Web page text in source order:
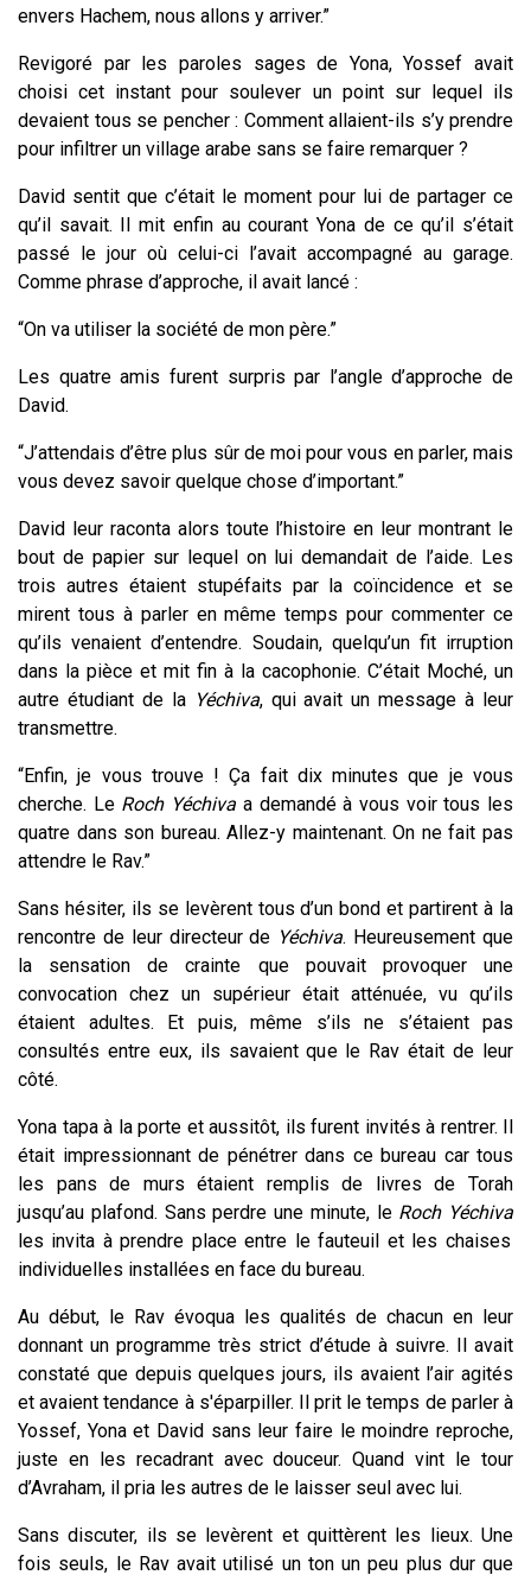
envers Hachem, nous allons y arriver.”
Revigoré par les paroles sages de Yona, Yossef avait
choisi cet instant pour soulever un point sur lequel ils
devaient tous se pencher : Comment allaient-ils s’y prendre
pour infiltrer un village arabe sans se faire remarquer ?
David sentit que c’était le moment pour lui de partager ce
qu’il savait. Il mit enfin au courant Yona de ce qu’il s’était
passé le jour où celui-ci l’avait accompagné au garage.
Comme phrase d’approche, il avait lancé :
“On va utiliser la société de mon père.”
Les quatre amis furent surpris par l’angle d’approche de
David.
“J’attendais d’être plus sûr de moi pour vous en parler, mais
vous devez savoir quelque chose d’important.”
David leur raconta alors toute l’histoire en leur montrant le
bout de papier sur lequel on lui demandait de l’aide. Les
trois autres étaient stupéfaits par la coïncidence et se
mirent tous à parler en même temps pour commenter ce
qu’ils venaient d’entendre. Soudain, quelqu’un fit irruption
dans la pièce et mit fin à la cacophonie. C’était Moché, un
autre étudiant de la Yéchiva, qui avait un message à leur
transmettre.
“Enfin, je vous trouve ! Ça fait dix minutes que je vous
cherche. Le Roch Yéchiva a demandé à vous voir tous les
quatre dans son bureau. Allez-y maintenant. On ne fait pas
attendre le Rav.”
Sans hésiter, ils se levèrent tous d’un bond et partirent à la
rencontre de leur directeur de Yéchiva. Heureusement que
la sensation de crainte que pouvait provoquer une
convocation chez un supérieur était atténuée, vu qu’ils
étaient adultes. Et puis, même s’ils ne s’étaient pas
consultés entre eux, ils savaient que le Rav était de leur
côté.
Yona tapa à la porte et aussitôt, ils furent invités à rentrer. Il
était impressionnant de pénétrer dans ce bureau car tous
les pans de murs étaient remplis de livres de Torah
jusqu’au plafond. Sans perdre une minute, le Roch Yéchiva
les invita à prendre place entre le fauteuil et les chaises
individuelles installées en face du bureau.
Au début, le Rav évoqua les qualités de chacun en leur
donnant un programme très strict d’étude à suivre. Il avait
constaté que depuis quelques jours, ils avaient l’air agités
et avaient tendance à s'éparpiller. Il prit le temps de parler à
Yossef, Yona et David sans leur faire le moindre reproche,
juste en les recadrant avec douceur. Quand vint le tour
d’Avraham, il pria les autres de le laisser seul avec lui.
Sans discuter, ils se levèrent et quittèrent les lieux. Une
fois seuls, le Rav avait utilisé un ton un peu plus dur que